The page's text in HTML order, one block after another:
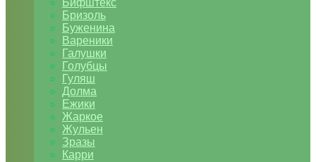
Бифштекс
Бризоль
Буженина
Вареники
Галушки
Голубцы
Гуляш
Долма
Ежики
Жаркое
Жульен
Зразы
Карри